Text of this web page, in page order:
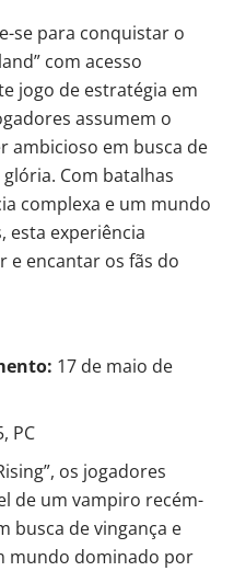
se para conquistar o
com acesso
jogo de estratégia em
assumem o
ambicioso em busca de
Com batalhas
complexa e um mundo
esta experiência
e encantar os fãs do
17 de maio de
PC
os jogadores
de um vampiro recém-
busca de vingança e
mundo dominado por